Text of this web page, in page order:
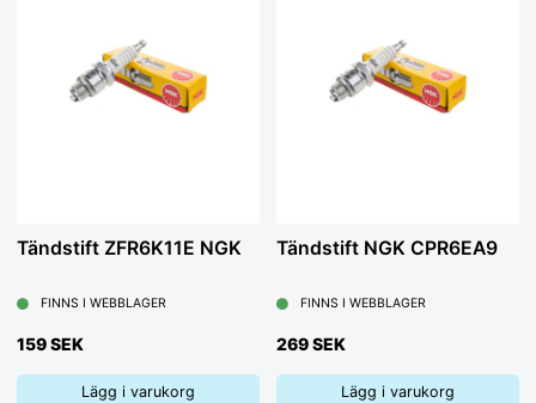
Tändstift ZFR6K11E NGK
FINNS I WEBBLAGER
159 SEK
Lägg i varukorg
Tändstift NGK CPR6EA9
FINNS I WEBBLAGER
269 SEK
Lägg i varukorg